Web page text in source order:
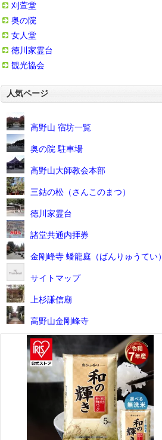
刈萱堂
奥の院
女人堂
徳川家霊台
観光協会
人気ページ
高野山 宿坊一覧
奥の院 駐車場
高野山大師教会本部
三鈷の松（さんこのまつ）
徳川家霊台
諸堂共通内拝券
金剛峰寺 蟠龍庭（ばんりゅうてい）
サイトマップ
上杉謙信廟
高野山金剛峰寺